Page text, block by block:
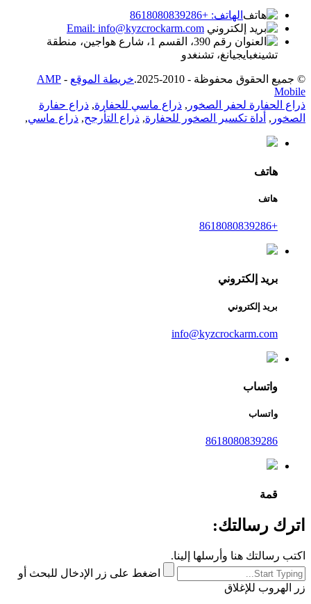
الهاتف: +8618080839286
Email: info@kyzcrockarm.com
رقم 390، القسم 1، شارع هواجين، منطقة
تشينغبايجيانغ، تشنغدو
© جميع الحقوق محفوظة - 2010-2025. خريطة الموقع -
AMP
Mobile
ذراع الحفارة لحفر الصخور , ذراع ماسي للحفارة, ذراع حفارة
الصخور , أداة تكسير الصخور للحفارة, ذراع التأرجح, ذراع ماسي,
هاتف
هاتف
+8618080839286
بريد إلكتروني
بريد إلكتروني
info@kyzcrockarm.com
واتساب
واتساب
8618080839286
قمة
اترك رسالتك:
اكتب رسالتك هنا وأرسلها إلينا.
اضغط على زر الإدخال للبحث أو
زر الهروب للإغلاق